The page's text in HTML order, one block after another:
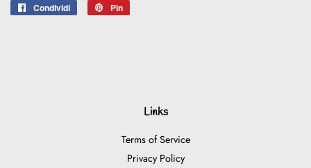
Condividi
CondividiPin
Links
Terms of Service
Privacy Policy